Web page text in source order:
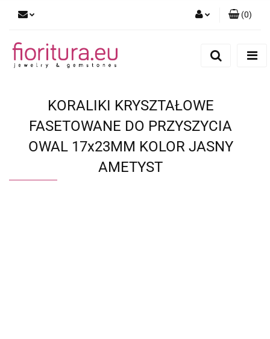
(0)
KORALIKI KRYSZTAŁOWE
FASETOWANE DO PRZYSZYCIA
OWAL 17x23MM KOLOR JASNY
AMETYST